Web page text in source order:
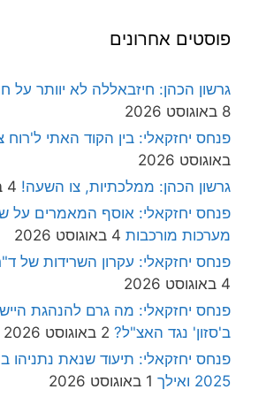
פוסטים אחרונים
גרשון הכהן: חיזבאללה לא יוותר על
8 באוגוסט 2026
פנחס יחזקאלי: בין הקוד האתי ל'רוח
באוגוסט 2026
גרשון הכהן: ממלכתיות, צו השעה! 4 באוגוסט 2026
פנחס יחזקאלי: אוסף המאמרים על
מערכות מורכבות 4 באוגוסט 2026
פנחס יחזקאלי: עקרון השרידות של
4 באוגוסט 2026
פנחס יחזקאלי: מה גרם להנהגת
ב'סזון' נגד האצ"ל? 2 באוגוסט 2026
פנחס יחזקאלי: תיעוד שנאת נתניהו
2025 ואילך
1 באוגוסט 2026